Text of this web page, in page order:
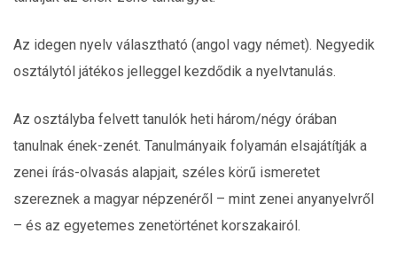
Az idegen nyelv választható (angol vagy német). Negyedik
osztálytól játékos jelleggel kezdődik a nyelvtanulás.
Az osztályba felvett tanulók heti három/négy órában
tanulnak ének-zenét. Tanulmányaik folyamán elsajátítják a
zenei írás-olvasás alapjait, széles körű ismeretet
szereznek a magyar népzenéről – mint zenei anyanyelvről
– és az egyetemes zenetörténet korszakairól.